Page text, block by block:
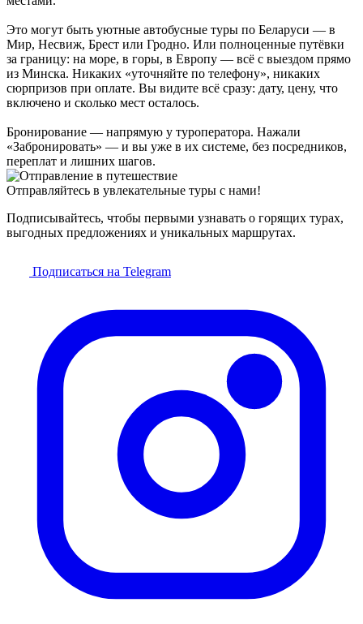
Это могут быть уютные автобусные туры по Беларуси — в
Мир, Несвиж, Брест или Гродно. Или полноценные путёвки
за границу: на море, в горы, в Европу — всё с выездом прямо
из Минска. Никаких «уточняйте по телефону», никаких
сюрпризов при оплате. Вы видите всё сразу: дату, цену, что
включено и сколько мест осталось.
Бронирование — напрямую у туроператора. Нажали
«Забронировать» — и вы уже в их системе, без посредников,
переплат и лишних шагов.
Отправляйтесь в увлекательные туры с нами!
Подписывайтесь, чтобы первыми узнавать о горящих турах,
выгодных предложениях и уникальных маршрутах.
Подписаться на Telegram